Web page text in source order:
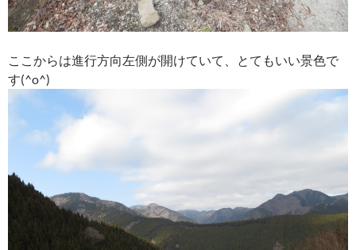
ここからは進行方向左側が開けていて、とてもいい景色で
す(^o^)